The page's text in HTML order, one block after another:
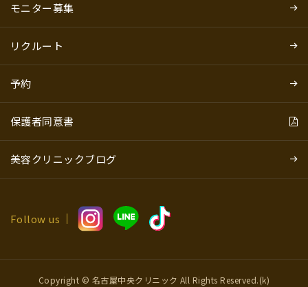
モニター募集
リクルート
予約
保護者同意書
美容クリニックブログ
Follow us
Copyright © 名古屋中央クリニック All Rights Reserved.(k)